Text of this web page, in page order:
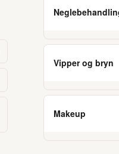
Vipper og bryn
Makeup